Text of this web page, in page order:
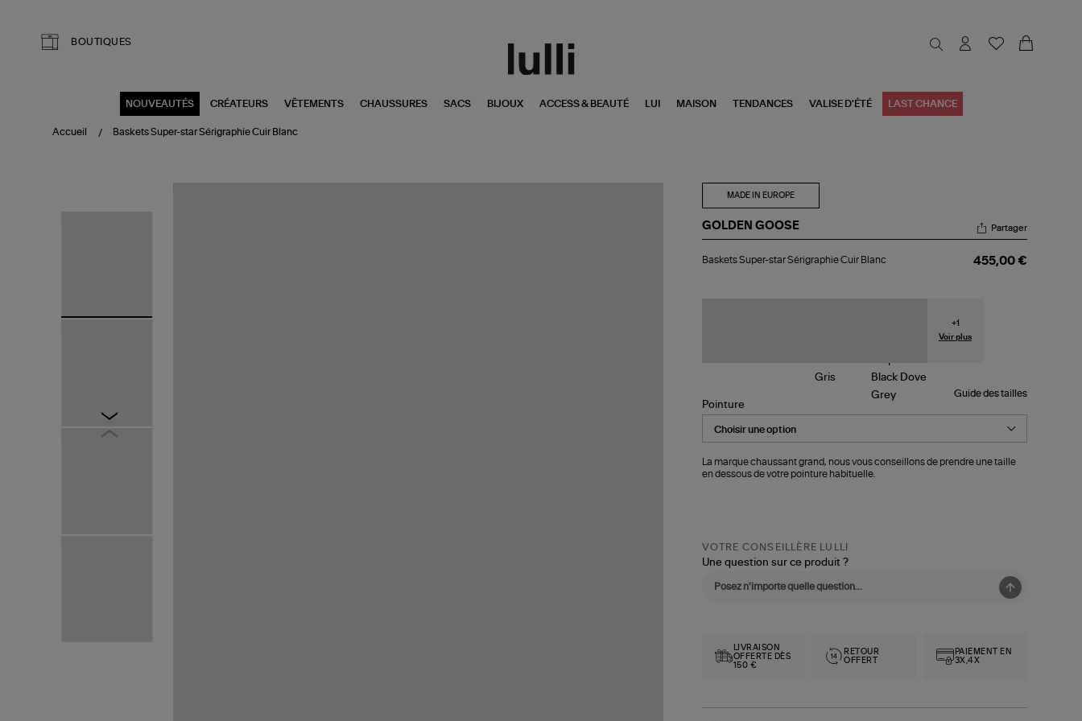
BOUTIQUES
NOUVEAUTÉS CRÉATEURS VÊTEMENTS CHAUSSURES SACS BIJOUX ACCESS & BEAUTÉ LUI MAISON TENDANCES VALISE D'ÉTÉ LAST CHANCE
Accueil Baskets Super-star Sérigraphie Cuir Blanc
MADE IN EUROPE
GOLDEN GOOSE
Super-
Partager
Baskets Super-star Sérigraphie Cuir Blanc 455,00 €
+1
Voir plus
Guide des tailles
Pointure
La marque chaussant grand, nous vous conseillons de prendre une taille
en dessous de votre pointure habituelle.
VOTRE CONSEILLÈRE LULLI
Une question sur ce produit ?
LIVRAISON
OFFERTE DÈS
150 €
RETOUR
OFFERT
PAIEMENT EN
3X,4X